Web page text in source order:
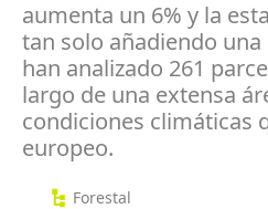
aumenta un 6% y la
tan solo añadiendo
han analizado 261
largo de una extensa
condiciones climáticas
europeo.
Forestal